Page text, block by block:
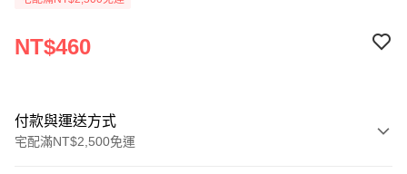
NT$460
付款與運送方式
宅配滿NT$2,500免運